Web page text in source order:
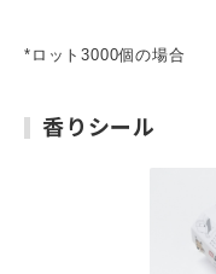
*ロット3000個の場合
香りシール